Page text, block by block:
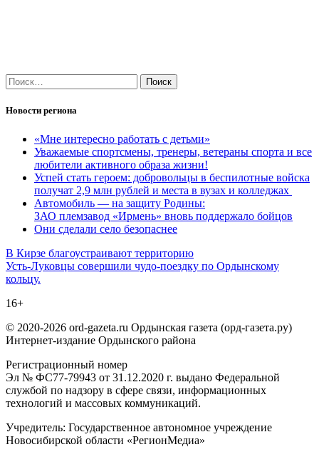
Найти:
Новости региона
«Мне интересно работать с детьми»
Уважаемые спортсмены, тренеры, ветераны спорта и все
любители активного образа жизни!
Успей стать героем: добровольцы в беспилотные войска
получат 2,9 млн рублей и места в вузах и колледжах
Автомобиль — на защиту Родины:
ЗАО племзавод «Ирмень» вновь поддержало бойцов
Они сделали село безопаснее
Навигация
по
В Кирзе благоустраивают территорию
Усть-Луковцы совершили чудо-поездку по Ордынскому
кольцу.
16+
© 2020-2026 ord-gazeta.ru Ордынская газета (орд-газета.ру)
Интернет-издание Ордынского района
Регистрационный номер
Эл № ФС77-79943 от 31.12.2020 г. выдано Федеральной
службой по надзору в сфере связи, информационных
технологий и массовых коммуникаций.
Учредитель: Государственное автономное учреждение
Новосибирской области «РегионМедиа»